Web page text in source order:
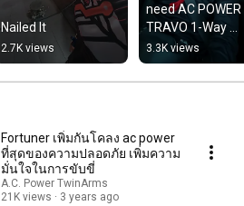
Nailed It
2.7K views
need AC POWER
TRAVO 1-Way
electric shocks,
SESC
3.3K views
Fortuner เพิ่มกันโคลง ac power
ที่สุดของความปลอดภัย เพิ่มความ
มั่นใจในการขับขี่
A.C. Power TwinArms
21K views
3 years ago